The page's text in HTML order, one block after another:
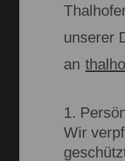
unserer
an
1.
Wir